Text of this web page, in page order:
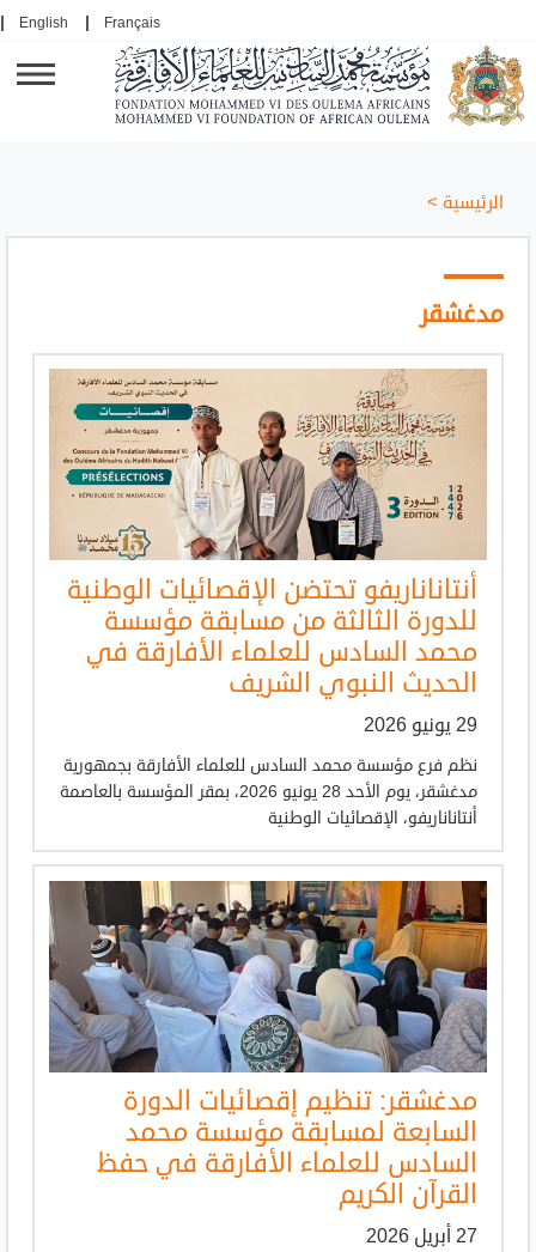
Français
English
الرئيسية >
مدغشقر
أنتاناناريفو تحتضن الإقصائيات الوطنية
للدورة الثالثة من مسابقة مؤسسة
محمد السادس للعلماء الأفارقة في
الحديث النبوي الشريف
29 يونيو 2026
نظم فرع مؤسسة محمد السادس للعلماء الأفارقة بجمهورية
مدغشقر، يوم الأحد 28 يونيو 2026، بمقر المؤسسة بالعاصمة
أنتاناناريفو، الإقصائيات الوطنية
مدغشقر: تنظيم إقصائيات الدورة
السابعة لمسابقة مؤسسة محمد
السادس للعلماء الأفارقة في حفظ
القرآن الكريم
27 أبريل 2026